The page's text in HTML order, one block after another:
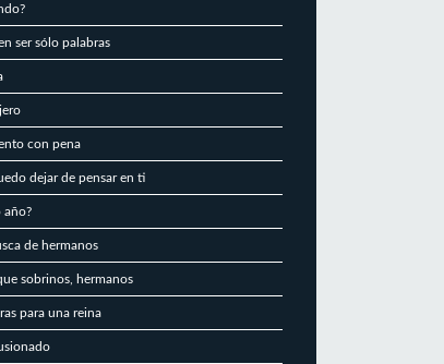
ser sólo palabras
con pena
dejar de pensar en ti
año?
de hermanos
sobrinos, hermanos
para una reina